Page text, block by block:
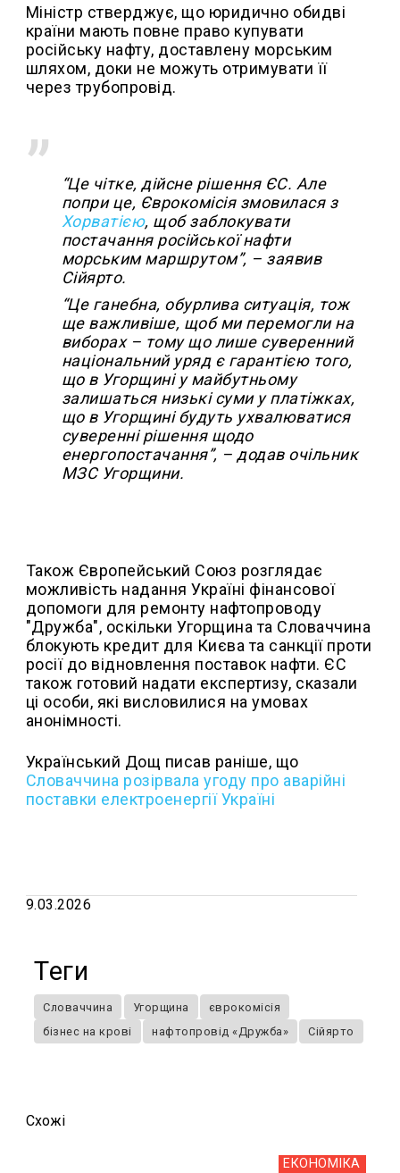
Міністр стверджує, що юридично обидві
країни мають повне право купувати
російську нафту, доставлену морським
шляхом, доки не можуть отримувати її
через трубопровід.
“Це чітке, дійсне рішення ЄС. Але
попри це, Єврокомісія змовилася з
Хорватією, щоб заблокувати
постачання російської нафти
морським маршрутом”, – заявив
Сійярто.
“Це ганебна, обурлива ситуація, тож
ще важливіше, щоб ми перемогли на
виборах – тому що лише суверенний
національний уряд є гарантією того,
що в Угорщині у майбутньому
залишаться низькі суми у платіжках,
що в Угорщині будуть ухвалюватися
суверенні рішення щодо
енергопостачання”, – додав очільник
МЗС Угорщини.
Також Європейський Союз розглядає
можливість надання Україні фінансової
допомоги для ремонту нафтопроводу
"Дружба", оскільки Угорщина та Словаччина
блокують кредит для Києва та санкції проти
росії до відновлення поставок нафти. ЄС
також готовий надати експертизу, сказали
ці особи, які висловилися на умовах
анонімності.
Український Дощ писав раніше, що
Словаччина розірвала угоду про аварійні
поставки електроенергії Україні
9.03.2026
Теги
Словаччина Угорщина
єврокомісія
бізнес на крові
нафтопровід «Дружба» Сійярто
Схожi
ЕКОНОМІКА